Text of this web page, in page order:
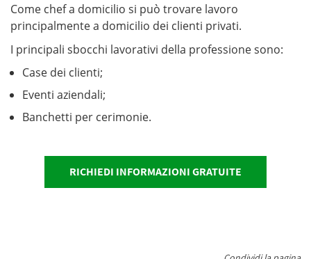
Come chef a domicilio si può trovare lavoro
principalmente a domicilio dei clienti privati.
I principali sbocchi lavorativi della professione sono:
Case dei clienti;
Eventi aziendali;
Banchetti per cerimonie.
RICHIEDI INFORMAZIONI GRATUITE